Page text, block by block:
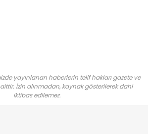
yayınlanan haberlerin telif hakları gazete ve
İzin alınmadan, kaynak gösterilerek dahi
iktibas edilemez.